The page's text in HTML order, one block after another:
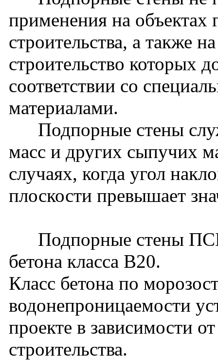
применения на объектах
строительства, а также
строительство которых
соответствии со
материалами.
Подпорные стены
масс и других сыпучих
случаях, когда угол
плоскости превышает
Подпорные стены
бетона класса В20.
Класс бетона по
водонепроницаемости
проекте в зависимости
строительства.